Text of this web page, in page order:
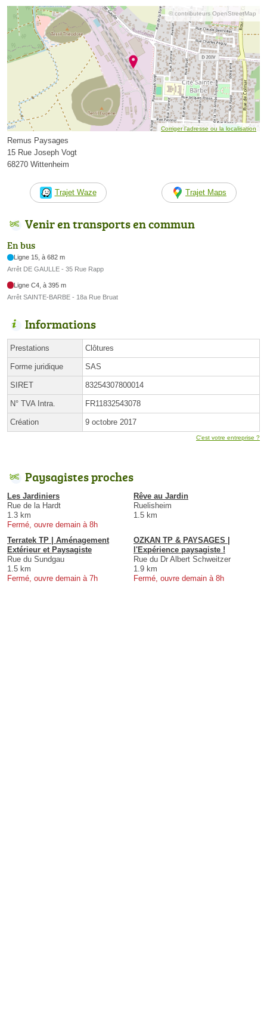
© contributeurs OpenStreetMap
Corriger l’adresse ou la localisation
Remus Paysages
15 Rue Joseph Vogt
68270 Wittenheim
Trajet Waze Trajet Maps
Venir en transports en commun
En bus
Ligne 15, à 682 m
Arrêt DE GAULLE - 35 Rue Rapp
Ligne C4, à 395 m
Arrêt SAINTE-BARBE - 18a Rue Bruat
Informations
Prestations Clôtures
Forme juridique SAS
SIRET 83254307800014
N° TVA Intra. FR11832543078
Création 9 octobre 2017
C'est votre entreprise ?
Paysagistes proches
Les Jardiniers
Rue de la Hardt
1.3 km
Fermé, ouvre demain à 8h
Rêve au Jardin
Ruelisheim
1.5 km
Terratek TP | Aménagement
Extérieur et Paysagiste
Rue du Sundgau
1.5 km
Fermé, ouvre demain à 7h
OZKAN TP & PAYSAGES |
l'Expérience paysagiste !
Rue du Dr Albert Schweitzer
1.9 km
Fermé, ouvre demain à 8h